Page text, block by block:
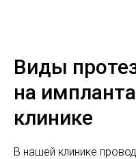
Виды
на
клинике
В нашей клинике